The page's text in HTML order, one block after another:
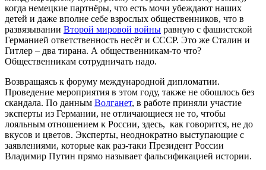
когда немецкие партнёры, что есть мочи убеждают наших
детей и даже вполне себе взрослых общественников, что в
развязывании Второй мировой войны равную с фашистской
Германией ответственность несёт и СССР. Это же Сталин и
Гитлер – два тирана. А общественникам-то что?
Общественникам сотрудничать надо.
Возвращаясь к форуму международной дипломатии.
Проведение мероприятия в этом году, также не обошлось без
скандала. По данным Волганет, в работе приняли участие
эксперты из Германии, не отличающиеся не то, чтобы
лояльным отношением к России, здесь, как говорится, не до
вкусов и цветов. Эксперты, неоднократно выступающие с
заявлениями, которые как раз-таки Президент России
Владимир Путин прямо называет фальсификацией истории.